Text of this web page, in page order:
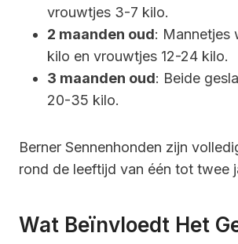
vrouwtjes 3-7 kilo.
2 maanden oud: Mannetjes
kilo en vrouwtjes 12-24 kilo.
3 maanden oud: Beide
20-35 kilo.
Berner Sennenhonden zijn
rond de leeftijd van één tot twee
Wat Beïnvloedt Het